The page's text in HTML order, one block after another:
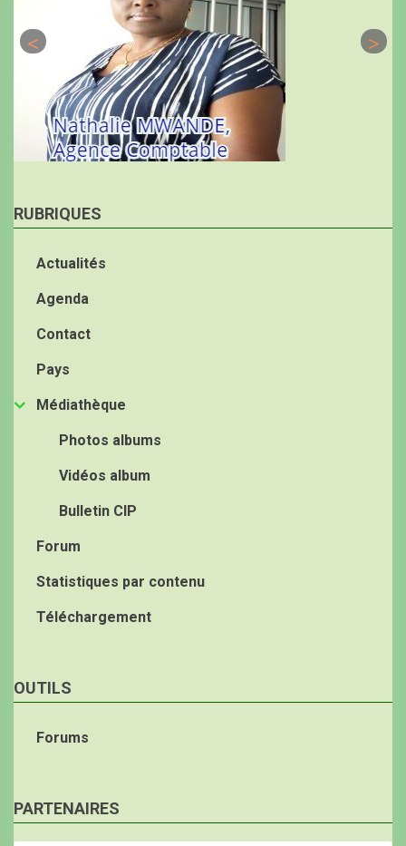
RUBRIQUES
Actualités
Agenda
Contact
Pays
Médiathèque
Photos albums
Vidéos album
Bulletin CIP
Forum
Statistiques par contenu
Téléchargement
OUTILS
Forums
PARTENAIRES